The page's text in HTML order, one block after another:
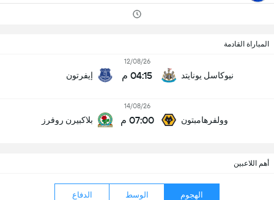
المباراة القادمة
نيوكاسل يونايتد
12/08/26
04:15 م إيفرتون
وولفرهامبتون
14/08/26
07:00 م بلاكبيرن روفرز
أهم اللاعبين
الهجوم الوسط الدفاع